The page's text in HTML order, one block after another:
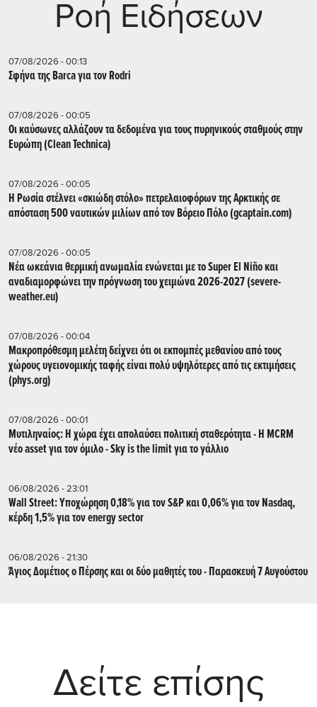
Ρoή Ειδήσεων
07/08/2026 - 00:13
Σφήνα της Barca για τον Rodri
07/08/2026 - 00:05
Οι καύσωνες αλλάζουν τα δεδομένα για τους πυρηνικούς σταθμούς στην
Ευρώπη (Clean Technica)
07/08/2026 - 00:05
Η Ρωσία στέλνει «σκιώδη στόλο» πετρελαιοφόρων της Αρκτικής σε
απόσταση 500 ναυτικών μιλίων από τον Βόρειο Πόλο (gcaptain.com)
07/08/2026 - 00:05
Νέα ωκεάνια θερμική ανωμαλία ενώνεται με το Super El Niño και
αναδιαμορφώνει την πρόγνωση του χειμώνα 2026-2027 (severe-
weather.eu)
07/08/2026 - 00:04
Μακροπρόθεσμη μελέτη δείχνει ότι οι εκπομπές μεθανίου από τους
χώρους υγειονομικής ταφής είναι πολύ υψηλότερες από τις εκτιμήσεις
(phys.org)
07/08/2026 - 00:01
Μυτιληναίος: Η χώρα έχει απολαύσει πολιτική σταθερότητα - Η MCRM
νέο asset για τον όμιλο - Sky is the limit για το γάλλιο
06/08/2026 - 23:01
Wall Street: Υποχώρηση 0,18% για τον S&P και 0,06% για τον Nasdaq,
κέρδη 1,5% για τον energy sector
06/08/2026 - 21:30
Άγιος Δομέτιος ο Πέρσης και οι δύο μαθητές του - Παρασκευή 7 Αυγούστου
Δείτε επίσης